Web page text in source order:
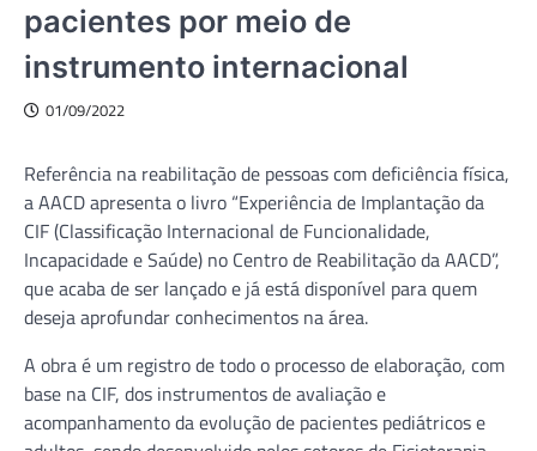
pacientes por meio de
instrumento internacional
01/09/2022
Referência na reabilitação de pessoas com deficiência física,
a AACD apresenta o livro “Experiência de Implantação da
CIF (Classificação Internacional de Funcionalidade,
Incapacidade e Saúde) no Centro de Reabilitação da AACD”,
que acaba de ser lançado e já está disponível para quem
deseja aprofundar conhecimentos na área.
A obra é um registro de todo o processo de elaboração, com
base na CIF, dos instrumentos de avaliação e
acompanhamento da evolução de pacientes pediátricos e